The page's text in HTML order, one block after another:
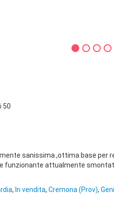
50
sanissima ,ottima base per
funzionante attualmente
, In vendita, Cremona (Prov),